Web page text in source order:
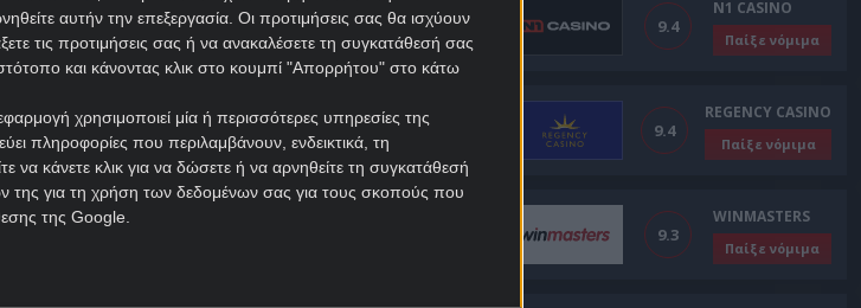
αυτήν την επεξεργασία. Οι προτιμήσεις σας θα ισχύουν
τις προτιμήσεις σας ή να ανακαλέσετε τη συγκατάθεσή σας
και κάνοντας κλικ στο κουμπί "Απορρήτου" στο κάτω
χρησιμοποιεί μία ή περισσότερες υπηρεσίες της
πληροφορίες που περιλαμβάνουν, ενδεικτικά, τη
κάνετε κλικ για να δώσετε ή να αρνηθείτε τη συγκατάθεσή
της για τη χρήση των δεδομένων σας για τους σκοπούς που
της Google.
9.4
N1 CASINO
Παίξε νόμιμα
9.4
REGENCY CASINO
Παίξε νόμιμα
9.3
WINMASTERS
Παίξε νόμιμα